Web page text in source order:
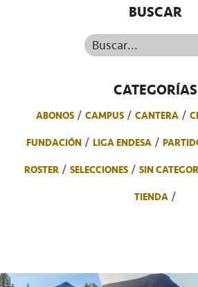
BUSCAR
Buscar...
CATEGORÍAS
ABONOS CAMPUS CANTERA
FUNDACIÓN
LIGA ENDESA
ROSTER
SELECCIONES SIN
TIENDA